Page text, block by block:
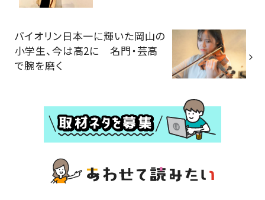
バイオリン日本一に輝いた岡山の
小学生、今は高2に 名門・芸高
で腕を磨く